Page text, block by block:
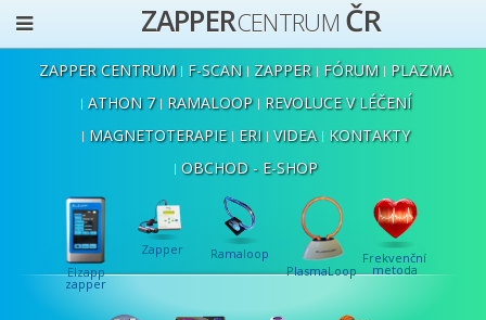
ZAPPERCENTRUM ČR
ZAPPER CENTRUM F-SCAN ZAPPER FÓRUM
PLAZMA
ATHON 7
RAMALOOP
REVOLUCE V LÉČENÍ
MAGNETOTERAPIE
ERI VIDEA
KONTAKTY
OBCHOD - E-SHOP
Elzapp
zapper
Zapper
Ramaloop
PlasmaLoop
Frekvenční
metoda